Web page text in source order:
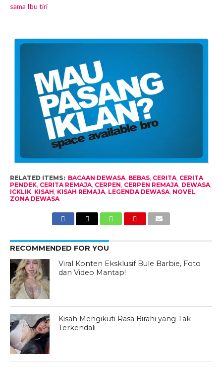
sama Ibu tiri
RELATED ITEMS: BACAAN DEWASA, BEBAS, CERITA, CERITA
PENDEK, CERITA REMAJA, CERPEN, CERPEN REMAJA, DEWASA,
ICKLIK, KISAH, KISAH REMAJA, LEGENDA DEWASA, NOVEL,
ZONA DEWASA
RECOMMENDED FOR YOU
Viral Konten Eksklusif Bule Barbie, Foto
dan Video Mantap!
Kisah Mengikuti Rasa Birahi yang Tak
Terkendali